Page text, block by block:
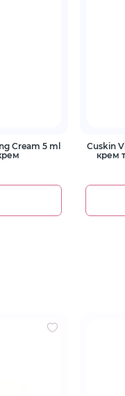
Cream 5 ml
Cuskin
крем